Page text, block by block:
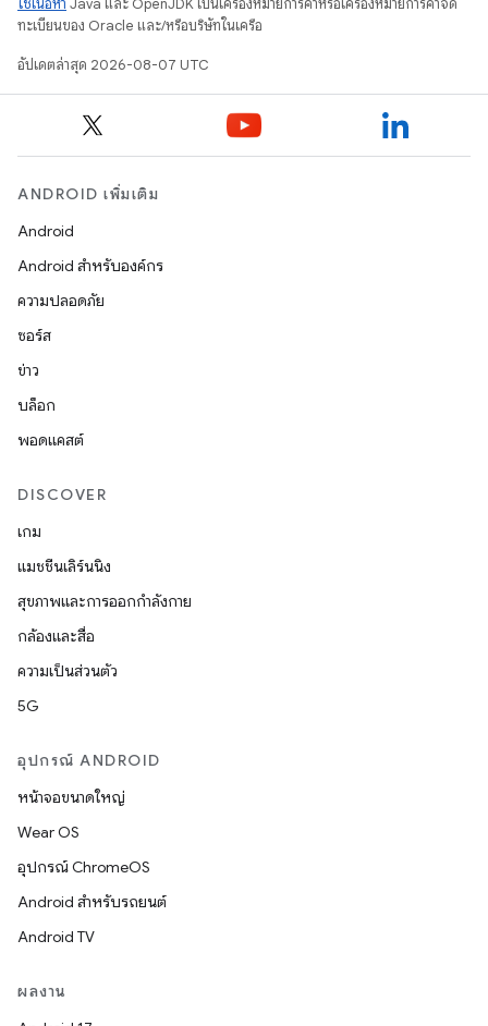
ใช้เนื้อหา Java และ OpenJDK เป็นเครื่องหมายการค้าหรือเครื่องหมายการค้าจด
ทะเบียนของ Oracle และ/หรือบริษัทในเครือ
อัปเดตล่าสุด 2026-08-07 UTC
ANDROID เพิ่มเติม
Android
Android สำหรับองค์กร
ความปลอดภัย
ซอร์ส
ข่าว
บล็อก
พอดแคสต์
DISCOVER
เกม
แมชชีนเลิร์นนิง
สุขภาพและการออกกำลังกาย
กล้องและสื่อ
ความเป็นส่วนตัว
5G
อุปกรณ์ ANDROID
หน้าจอขนาดใหญ่
Wear OS
อุปกรณ์ ChromeOS
Android สำหรับรถยนต์
Android TV
ผลงาน